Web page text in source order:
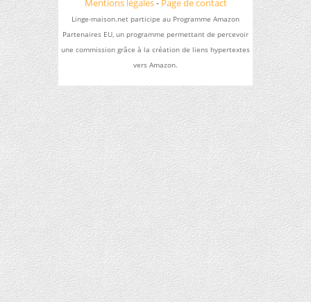
Mentions légales- Page de contact
Linge-maison.net participe au Programme Amazon
Partenaires EU, un programme permettant de percevoir
une commission grâce à la création de liens hypertextes
vers Amazon.